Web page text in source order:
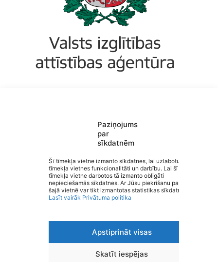
Paziņojums
par
sīkdatnēm
Šī tīmekļa vietne izmanto sīkdatnes, lai uzlabotu
tīmekļa vietnes funkcionalitāti un darbību. Lai šī
tīmekļa vietne darbotos tā izmanto obligāti
nepieciešamās sīkdatnes. Ar Jūsu piekrišanu papildus
šajā vietnē var tikt izmantotas statistikas sīkdatnes.
Lasīt vairāk Privātuma politika
Apstiprināt visas
Skatīt iespējas
Valmieras Valsts ģimnāzija
Izvēlne
Ātrās saites
Sociālie tīkli
Privātuma politika